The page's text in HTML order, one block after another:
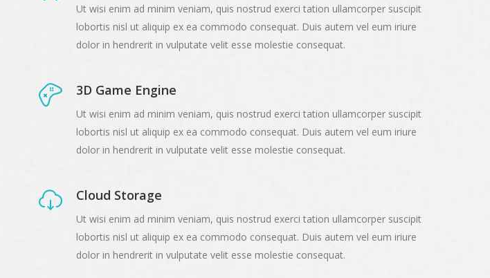
Ut wisi enim ad minim veniam, quis nostrud exerci tation ullamcorper suscipit
lobortis nisl ut aliquip ex ea commodo consequat. Duis autem vel eum iriure
dolor in hendrerit in vulputate velit esse molestie consequat.
3D Game Engine
Ut wisi enim ad minim veniam, quis nostrud exerci tation ullamcorper suscipit
lobortis nisl ut aliquip ex ea commodo consequat. Duis autem vel eum iriure
dolor in hendrerit in vulputate velit esse molestie consequat.
Cloud Storage
Ut wisi enim ad minim veniam, quis nostrud exerci tation ullamcorper suscipit
lobortis nisl ut aliquip ex ea commodo consequat. Duis autem vel eum iriure
dolor in hendrerit in vulputate velit esse molestie consequat.